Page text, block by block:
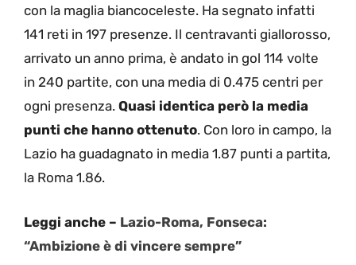
con la maglia biancoceleste. Ha segnato infatti
141 reti in 197 presenze. Il centravanti giallorosso,
arrivato un anno prima, è andato in gol 114 volte
in 240 partite, con una media di 0.475 centri per
ogni presenza. Quasi identica però la media
punti che hanno ottenuto. Con loro in campo, la
Lazio ha guadagnato in media 1.87 punti a partita,
la Roma 1.86.
Leggi anche – Lazio-Roma, Fonseca:
“Ambizione è di vincere sempre”